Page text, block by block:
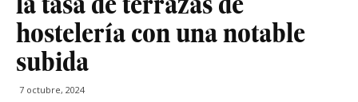
hostelería con una notable
subida
7 octubre, 2024